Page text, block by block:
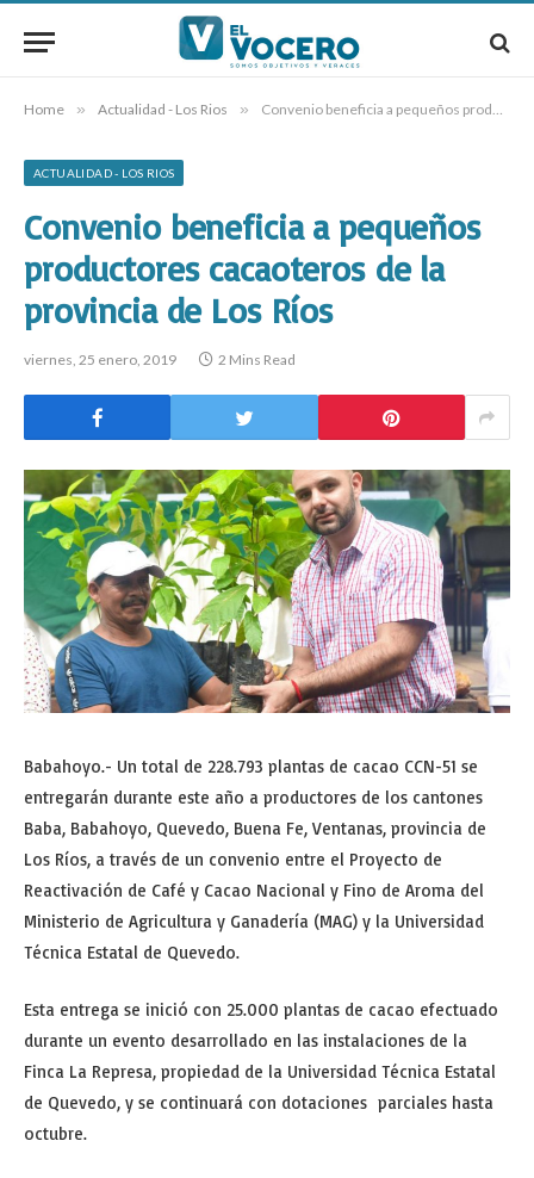
Home » Actualidad - Los Rios » Convenio beneficia a pequeños productores cacaoteros de la provincia de Los Ríos
ACTUALIDAD - LOS RIOS
Convenio beneficia a pequeños
productores cacaoteros de la
provincia de Los Ríos
viernes, 25 enero, 2019 2 Mins Read
Babahoyo.- Un total de 228.793 plantas de cacao CCN-51 se
entregarán durante este año a productores de los cantones
Baba, Babahoyo, Quevedo, Buena Fe, Ventanas, provincia de
Los Ríos, a través de un convenio entre el Proyecto de
Reactivación de Café y Cacao Nacional y Fino de Aroma del
Ministerio de Agricultura y Ganadería (MAG) y la Universidad
Técnica Estatal de Quevedo.
Esta entrega se inició con 25.000 plantas de cacao efectuado
durante un evento desarrollado en las instalaciones de la
Finca La Represa, propiedad de la Universidad Técnica Estatal
de Quevedo, y se continuará con dotaciones parciales hasta
octubre.